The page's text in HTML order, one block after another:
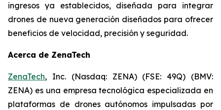
ingresos ya establecidos, diseñada para integrar
drones de nueva generación diseñados para ofrecer
beneficios de velocidad, precisión y seguridad.
Acerca de ZenaTech
ZenaTech, Inc. (Nasdaq: ZENA) (FSE: 49Q) (BMV:
ZENA) es una empresa tecnológica especializada en
plataformas de drones autónomos impulsadas por